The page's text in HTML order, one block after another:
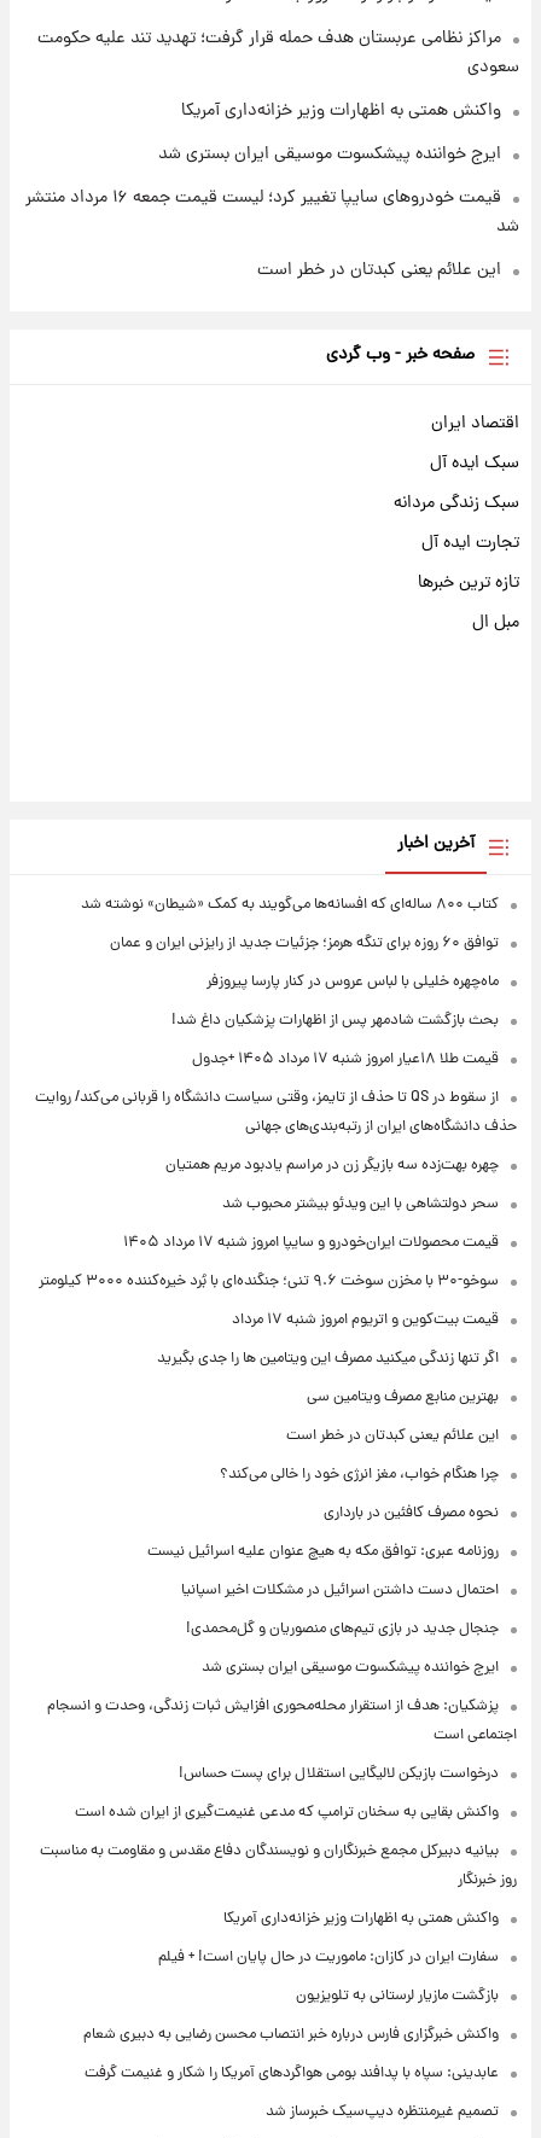
مراکز نظامی عربستان هدف حمله قرار گرفت؛ تهدید تند علیه حکومت
سعودی
واکنش همتی به اظهارات وزیر خزانه‌داری آمریکا
ایرج خواننده پیشکسوت موسیقی ایران بستری شد
قیمت خودروهای سایپا تغییر کرد؛ لیست قیمت جمعه ۱۶ مرداد منتشر
شد
این علائم یعنی کبدتان در خطر است
صفحه خبر - وب گردی
اقتصاد ایران
سبک ایده آل
سبک زندگی مردانه
تجارت ایده آل
تازه ترین خبرها
مبل ال
آخرین اخبار
کتاب ۸۰۰ ساله‌ای که افسانه‌ها می‌گویند به کمک «شیطان» نوشته شد
توافق ۶۰ روزه برای تنگه هرمز؛ جزئیات جدید از رایزنی ایران و عمان
ماه‌چهره خلیلی با لباس عروس در کنار پارسا پیروزفر
بحث بازگشت شادمهر پس از اظهارات پزشکیان داغ شد!
قیمت طلا ۱۸عیار امروز شنبه ۱۷ مرداد ۱۴۰۵ +جدول
از سقوط در QS تا حذف از تایمز، وقتی سیاست دانشگاه را قربانی می‌کند/ روایت
حذف دانشگاه‌های ایران از رتبه‌بندی‌های جهانی
چهره بهت‌زده سه بازیگر زن در مراسم یادبود مریم همتیان
سحر دولتشاهی با این ویدئو بیشتر محبوب شد
قیمت محصولات ایران‌خودرو و سایپا امروز شنبه ۱۷ مرداد ۱۴۰۵
سوخو-۳۰ با مخزن سوخت ۹.۶ تنی؛ جنگنده‌ای با بُرد خیره‌کننده ۳۰۰۰ کیلومتر
قیمت بیت‌کوین و اتریوم امروز شنبه ۱۷ مرداد
اگر تنها زندگی میکنید مصرف این ویتامین ها را جدی بگیرید
بهترین منابع مصرف ویتامین سی
این علائم یعنی کبدتان در خطر است
چرا هنگام خواب، مغز انرژی خود را خالی می‌کند؟
نحوه مصرف کافئین در بارداری
روزنامه عبری: توافق مکه به هیچ عنوان علیه اسرائیل نیست
احتمال دست داشتن اسرائیل در مشکلات اخیر اسپانیا
جنجال جدید در بازی تیم‌های منصوریان و گل‌محمدی!
ایرج خواننده پیشکسوت موسیقی ایران بستری شد
پزشکیان: هدف از استقرار محله‌محوری افزایش ثبات زندگی، وحدت و انسجام
اجتماعی است
درخواست بازیکن لالیگایی استقلال برای پست حساس!
واکنش بقایی به سخنان ترامپ که مدعی غنیمت‌گیری از ایران شده است
بیانیه دبیرکل مجمع خبرنگاران و نویسندگان دفاع مقدس و مقاومت به مناسبت
روز خبرنگار
واکنش همتی به اظهارات وزیر خزانه‌داری آمریکا
سفارت ایران در کازان: ماموریت در حال پایان است! + فیلم
بازگشت مازیار لرستانی به تلویزیون
واکنش خبرگزاری فارس درباره خبر انتصاب محسن رضایی به دبیری شعام
عابدینی: سپاه با پدافند بومی هواگردهای آمریکا را شکار و غنیمت گرفت
تصمیم غیرمنتظره دیپ‌سیک خبرساز شد